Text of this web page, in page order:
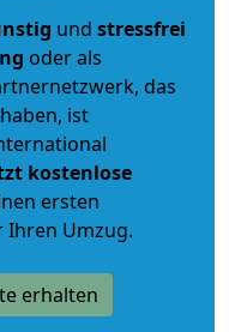
und stressfrei
oder als
das
ist
kostenlose
ersten
Ihren Umzug.
erhalten